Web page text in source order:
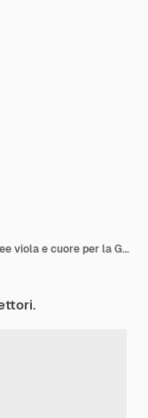
Prezioso biglietto di auguri con orchidee viola e cuore per la Giornata delle Madri